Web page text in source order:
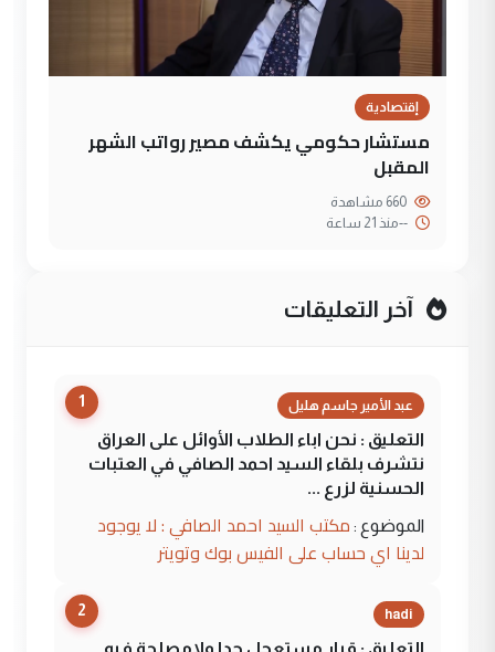
إقتصادية
مستشار حكومي يكشف مصير رواتب الشهر
المقبل
--منذ 21 ساعة
آخر التعليقات
1 عبد الأمير جاسم هليل
التعليق : نحن اباء الطلاب الأوائل على العراق
نتشرف بلقاء السيد احمد الصافي في العتبات
الحسنية لزرع ...
الموضوع : مكتب السيد احمد الصافي : لا يوجود
لدينا اي حساب على الفيس بوك وتويتر
2 hadi
التعليق : قرار مستعجل جدا ولامصلحة فيه